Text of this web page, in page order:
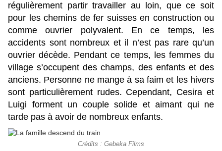
régulièrement partir travailler au loin, que ce soit
pour les chemins de fer suisses en construction ou
comme ouvrier polyvalent. En ce temps, les
accidents sont nombreux et il n’est pas rare qu’un
ouvrier décède. Pendant ce temps, les femmes du
village s’occupent des champs, des enfants et des
anciens. Personne ne mange à sa faim et les hivers
sont particulièrement rudes. Cependant, Cesira et
Luigi forment un couple solide et aimant qui ne
tarde pas à avoir de nombreux enfants.
Crédits : Gebeka Films